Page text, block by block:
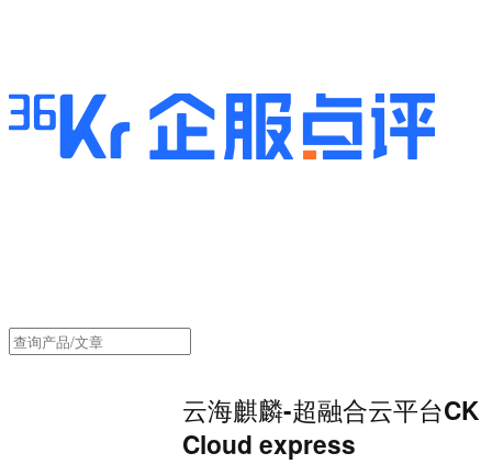
云海麒麟-超融合云平台CK
Cloud express